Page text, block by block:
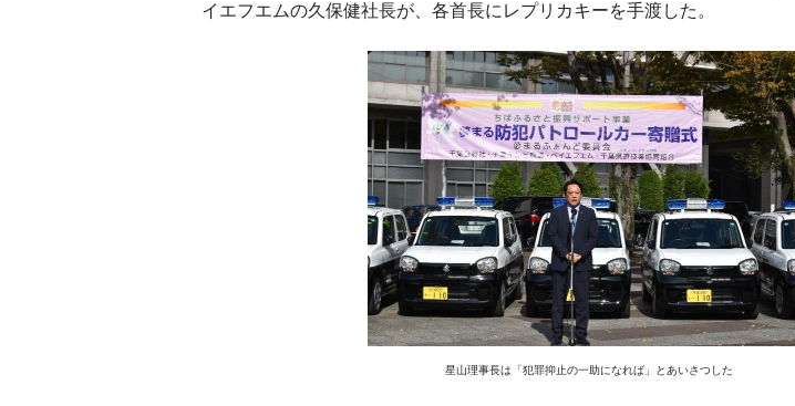
イエフエムの久保健社長が、各首長にレプリカキーを手渡した。
星山理事長は「犯罪抑止の一助になれば」とあいさつした